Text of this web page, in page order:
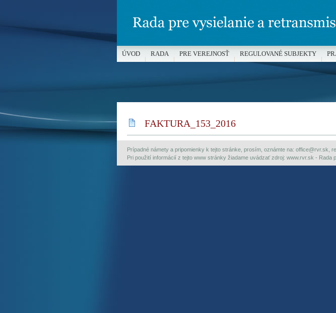
FAKTURA_153_2016
Prípadné námety a pripomienky k tejto stránke, prosím, oznámte na: office@rvr.sk,
Pri použití informácií z tejto www stránky žiadame uvádzať zdroj: www.rvr.sk - Rada
ÚVOD RADA PRE VEREJNOSŤ REGULOVANÉ SUBJEKTY